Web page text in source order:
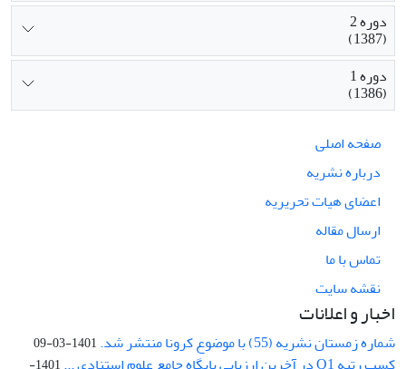
دوره 2
(1387)
دوره 1
(1386)
صفحه اصلی
درباره نشریه
اعضای هیات تحریریه
ارسال مقاله
تماس با ما
نقشه سایت
اخبار و اعلانات
شماره زمستان نشریه (55) با موضوع کرونا منتشر شد. 1401-03-09